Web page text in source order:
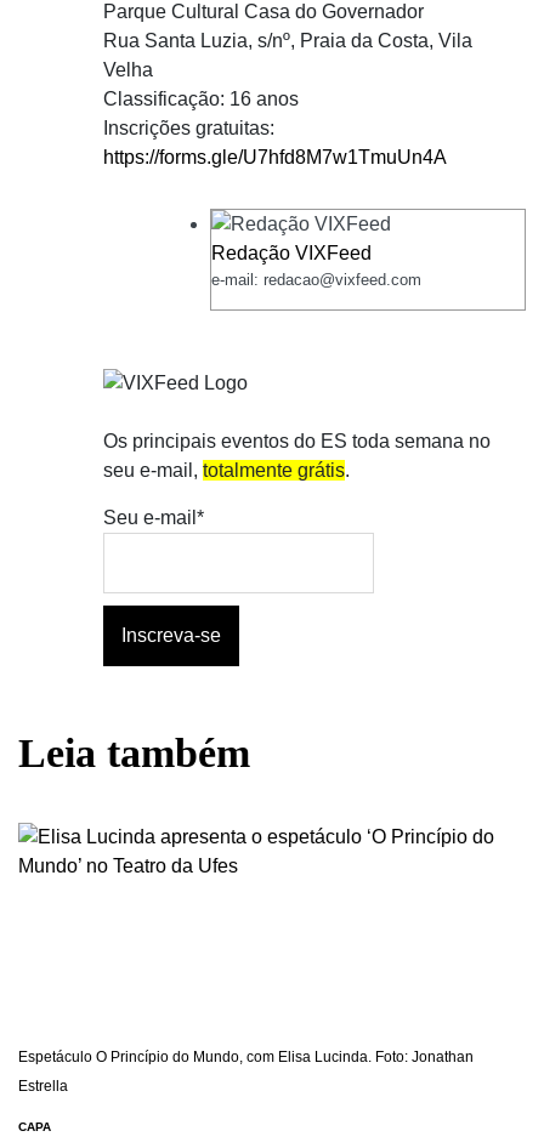
Parque Cultural Casa do Governador
Rua Santa Luzia, s/nº, Praia da Costa, Vila
Velha
Classificação: 16 anos
Inscrições gratuitas:
https://forms.gle/U7hfd8M7w1TmuUn4A
Redação VIXFeed
e-mail: redacao@vixfeed.com
Os principais eventos do ES toda semana no
seu e-mail, totalmente grátis.
Seu e-mail*
Leia também
Espetáculo O Princípio do Mundo, com Elisa Lucinda. Foto: Jonathan
Estrella
CAPA